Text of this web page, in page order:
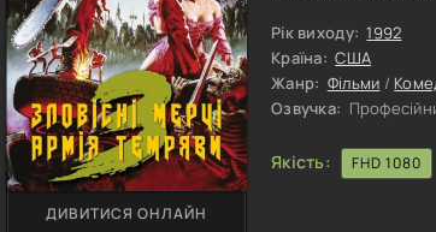
сусіднього
перебувала під
Рік виходу: 1992
Країна: США
Жанр: Фільми /
Озвучка:
Якість: FHD 1080
ДИВИТИСЯ ОНЛАЙН